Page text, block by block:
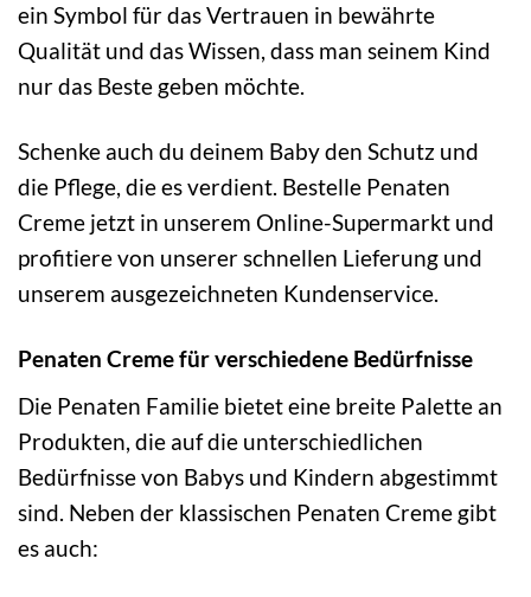
ein Symbol für das Vertrauen in bewährte
Qualität und das Wissen, dass man seinem Kind
nur das Beste geben möchte.
Schenke auch du deinem Baby den Schutz und
die Pflege, die es verdient. Bestelle Penaten
Creme jetzt in unserem Online-Supermarkt und
profitiere von unserer schnellen Lieferung und
unserem ausgezeichneten Kundenservice.
Penaten Creme für verschiedene Bedürfnisse
Die Penaten Familie bietet eine breite Palette an
Produkten, die auf die unterschiedlichen
Bedürfnisse von Babys und Kindern abgestimmt
sind. Neben der klassischen Penaten Creme gibt
es auch: